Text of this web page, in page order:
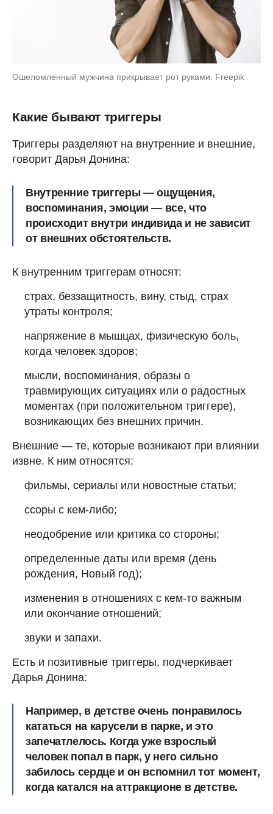
Ошеломленный мужчина прикрывает рот руками: Freepik
Какие бывают триггеры
Триггеры разделяют на внутренние и внешние,
говорит Дарья Донина:
Внутренние триггеры — ощущения,
воспоминания, эмоции — все, что
происходит внутри индивида и не зависит
от внешних обстоятельств.
К внутренним триггерам относят:
страх, беззащитность, вину, стыд, страх
утраты контроля;
напряжение в мышцах, физическую боль,
когда человек здоров;
мысли, воспоминания, образы о
травмирующих ситуациях или о радостных
моментах (при положительном триггере),
возникающих без внешних причин.
Внешние — те, которые возникают при влиянии
извне. К ним относятся:
фильмы, сериалы или новостные статьи;
ссоры с кем-либо;
неодобрение или критика со стороны;
определенные даты или время (день
рождения, Новый год);
изменения в отношениях с кем-то важным
или окончание отношений;
звуки и запахи.
Есть и позитивные триггеры, подчеркивает
Дарья Донина:
Например, в детстве очень понравилось
кататься на карусели в парке, и это
запечатлелось. Когда уже взрослый
человек попал в парк, у него сильно
забилось сердце и он вспомнил тот момент,
когда катался на аттракционе в детстве.